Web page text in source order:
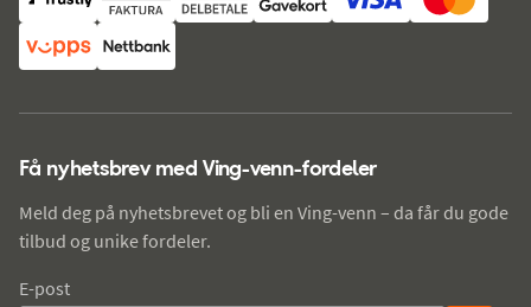
Få nyhetsbrev med Ving-venn-fordeler
Meld deg på nyhetsbrevet og bli en Ving-venn – da får du gode
tilbud og unike fordeler.
E-post